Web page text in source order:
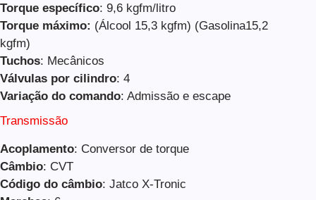
Torque específico: 9,6 kgfm/litro
Torque máximo: (Álcool 15,3 kgfm) (Gasolina15,2
kgfm)
Tuchos: Mecânicos
Válvulas por cilindro: 4
Variação do comando: Admissão e escape
Transmissão
Acoplamento: Conversor de torque
Câmbio: CVT
Código do câmbio: Jatco X-Tronic